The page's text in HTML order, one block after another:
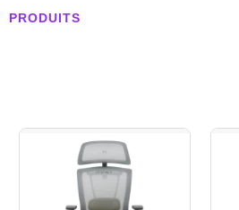
PRODUITS